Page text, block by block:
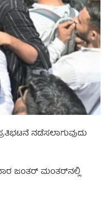
ನಡೆಸಲಾಗುವುದು
ಜಂತರ್ ಮಂತರ್‌ನಲ್ಲಿ